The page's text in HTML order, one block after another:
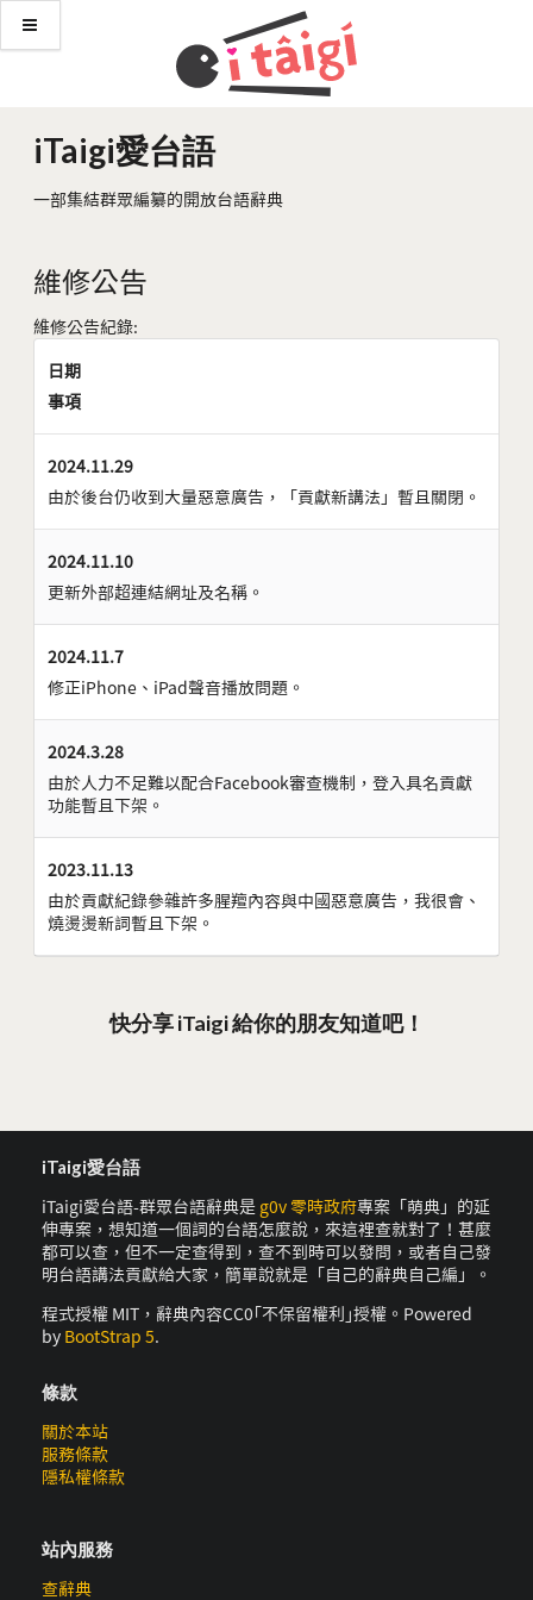
iTaigi愛台語
一部集結群眾編纂的開放台語辭典
維修公告
維修公告紀錄:
日期
事項
2024.11.29
由於後台仍收到大量惡意廣告，「貢獻新講法」暫且關閉。
2024.11.10
更新外部超連結網址及名稱。
2024.11.7
修正iPhone、iPad聲音播放問題。
2024.3.28
由於人力不足難以配合Facebook審查機制，登入具名貢獻
功能暫且下架。
2023.11.13
由於貢獻紀錄參雜許多腥羶內容與中國惡意廣告，我很會、
燒燙燙新詞暫且下架。
快分享 iTaigi 給你的朋友知道吧！
iTaigi愛台語
iTaigi愛台語-群眾台語辭典是 g0v 零時政府專案「萌典」的延
伸專案，想知道一個詞的台語怎麼說，來這裡查就對了！甚麼
都可以查，但不一定查得到，查不到時可以發問，或者自己發
明台語講法貢獻給大家，簡單說就是「自己的辭典自己編」。
程式授權 MIT，辭典內容CC0｢不保留權利｣授權。Powered
by BootStrap 5.
條款
關於本站
服務條款
隱私權條款
站內服務
查辭典